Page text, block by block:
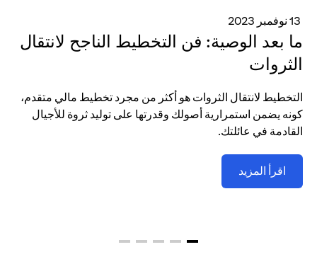
ما بعد الوصية: فن التخطيط الناجح لانتقال
الثروات
التخطيط لانتقال الثروات هو أكثر من مجرد تخطيط مالي متقدم،
كونه يضمن استمرارية أصولك وقدرتها على توليد ثروة للأجيال
القادمة في عائلتك.
اقرأ المزيد